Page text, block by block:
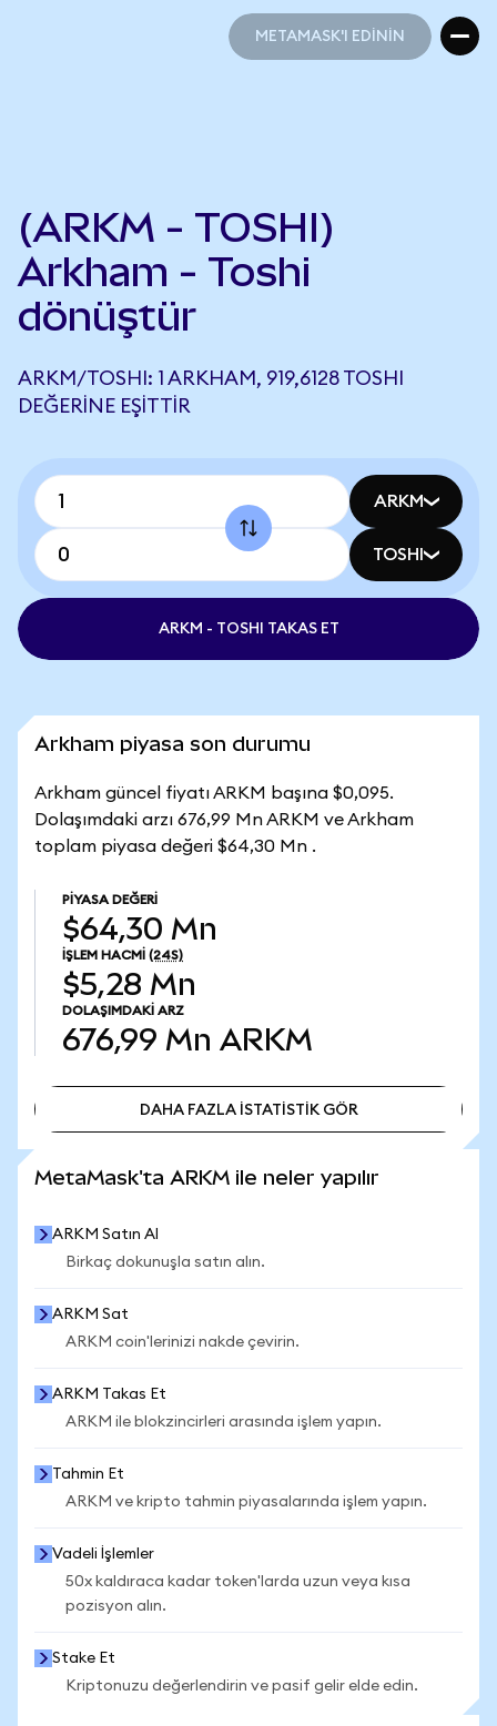
METAMASK'I EDİNİN
(ARKM - TOSHI)
Arkham - Toshi
dönüştür
ARKM/TOSHI: 1 ARKHAM, 919,6128 TOSHI
DEĞERINE EŞITTIR
ARKM
TOSHI
ARKM - TOSHI TAKAS ET
Arkham piyasa son durumu
Arkham güncel fiyatı ARKM başına $0,095.
Dolaşımdaki arzı 676,99 Mn ARKM ve Arkham
toplam piyasa değeri $64,30 Mn .
PIYASA DEĞERI
$64,30 Mn
İŞLEM HACMI (24S)
$5,28 Mn
DOLAŞIMDAKI ARZ
676,99 Mn ARKM
DAHA FAZLA İSTATİSTİK GÖR
MetaMask'ta ARKM ile neler yapılır
ARKM Satın Al
Birkaç dokunuşla satın alın.
ARKM Sat
ARKM coin'lerinizi nakde çevirin.
ARKM Takas Et
ARKM ile blokzincirleri arasında işlem yapın.
Tahmin Et
ARKM ve kripto tahmin piyasalarında işlem yapın.
Vadeli İşlemler
50x kaldıraca kadar token'larda uzun veya kısa
pozisyon alın.
Stake Et
Kriptonuzu değerlendirin ve pasif gelir elde edin.